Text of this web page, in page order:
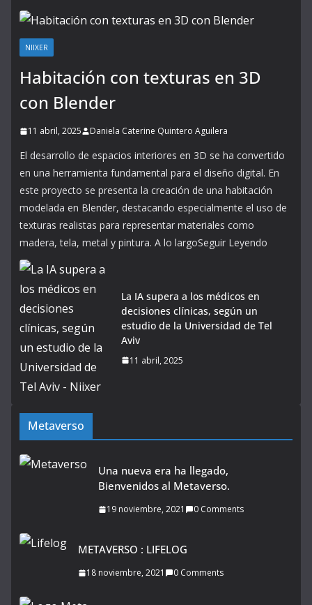
NIIXER
Habitación con texturas en 3D
con Blender
11 abril, 2025 Daniela Caterine Quintero Aguilera
El desarrollo de espacios interiores en 3D se ha convertido
en una herramienta fundamental para el diseño digital. En
este proyecto se presenta la creación de una habitación
modelada en Blender, destacando especialmente el uso de
texturas realistas para representar materiales como
madera, tela, metal y pintura. A lo largoSeguir Leyendo
La IA supera a los médicos en
decisiones clínicas, según un
estudio de la Universidad de Tel
Aviv
11 abril, 2025
Metaverso
Una nueva era ha llegado,
Bienvenidos al Metaverso.
19 noviembre, 2021 0 Comments
METAVERSO : LIFELOG
18 noviembre, 2021 0 Comments